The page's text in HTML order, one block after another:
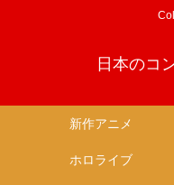
日本のコ
新作アニメ
ホロライブ